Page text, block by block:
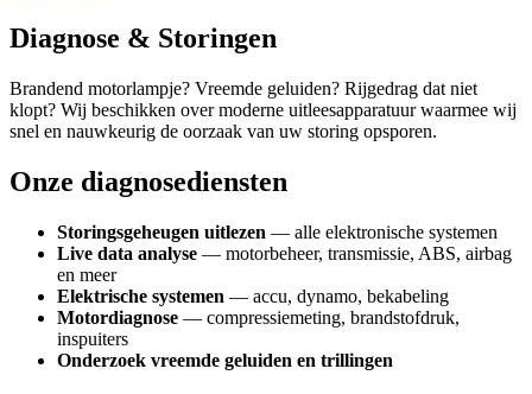
Diagnose & Storingen
Brandend motorlampje? Vreemde geluiden? Rijgedrag dat niet
klopt? Wij beschikken over moderne uitleesapparatuur waarmee wij
snel en nauwkeurig de oorzaak van uw storing opsporen.
Onze diagnosediensten
Storingsgeheugen uitlezen — alle elektronische systemen
Live data analyse — motorbeheer, transmissie, ABS, airbag
en meer
Elektrische systemen — accu, dynamo, bekabeling
Motordiagnose — compressiemeting, brandstofdruk,
inspuiters
Onderzoek vreemde geluiden en trillingen